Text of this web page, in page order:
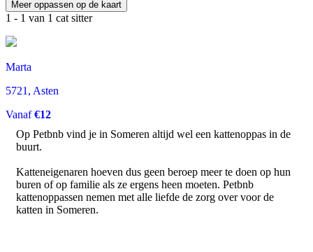
Meer oppassen op de kaart
1 - 1 van 1 cat sitter
Marta
5721 , Asten
Vanaf€12
Op Petbnb vind je in Someren altijd wel een kattenoppas in de
buurt.
Katteneigenaren hoeven dus geen beroep meer te doen op hun
buren of op familie als ze ergens heen moeten. Petbnb
kattenoppassen nemen met alle liefde de zorg over voor de
katten in Someren.